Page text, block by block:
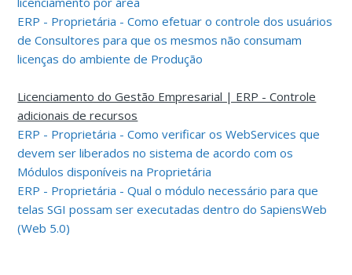
ERP - Proprietária - Como efetuar o controle dos usuários
de Consultores para que os mesmos não consumam
licenças do ambiente de Produção
Licenciamento do Gestão Empresarial | ERP - Controle
adicionais de recursos
ERP - Proprietária - Como verificar os WebServices que
devem ser liberados no sistema de acordo com os
Módulos disponíveis na Proprietária
ERP - Proprietária - Qual o módulo necessário para que
telas SGI possam ser executadas dentro do SapiensWeb
(Web 5.0)